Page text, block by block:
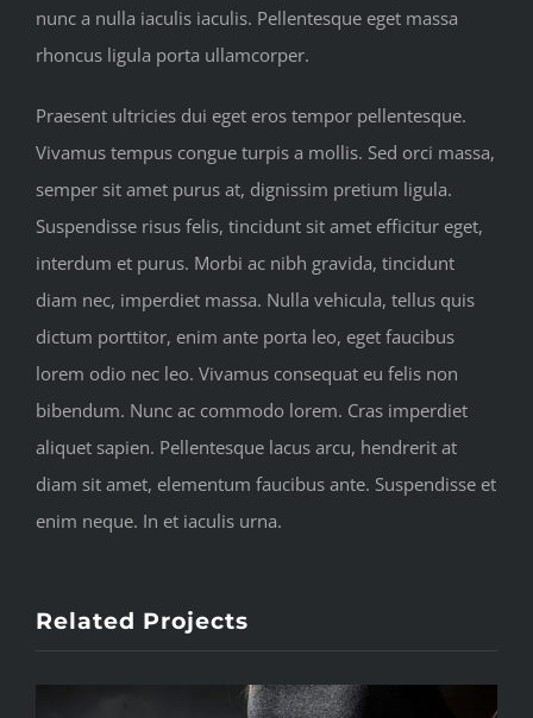
nunc a nulla iaculis iaculis. Pellentesque eget massa
rhoncus ligula porta ullamcorper.
Praesent ultricies dui eget eros tempor pellentesque.
Vivamus tempus congue turpis a mollis. Sed orci massa,
semper sit amet purus at, dignissim pretium ligula.
Suspendisse risus felis, tincidunt sit amet efficitur eget,
interdum et purus. Morbi ac nibh gravida, tincidunt
diam nec, imperdiet massa. Nulla vehicula, tellus quis
dictum porttitor, enim ante porta leo, eget faucibus
lorem odio nec leo. Vivamus consequat eu felis non
bibendum. Nunc ac commodo lorem. Cras imperdiet
aliquet sapien. Pellentesque lacus arcu, hendrerit at
diam sit amet, elementum faucibus ante. Suspendisse et
enim neque. In et iaculis urna.
Related Projects